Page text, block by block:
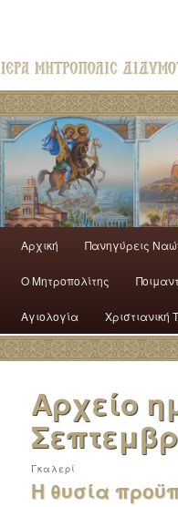
Αρχική Πανηγύρεις
Ο Mητροπολίτης
Αγιολογία Χριστιανική
Αρχείο
Η θυσία
Γκαλερί